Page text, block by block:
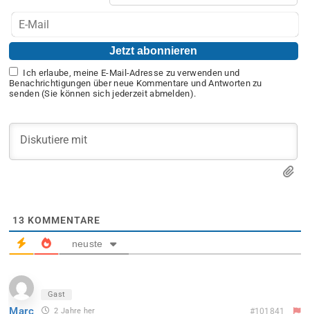
Ich erlaube, meine E-Mail-Adresse zu verwenden und
Benachrichtigungen über neue Kommentare und Antworten zu
senden (Sie können sich jederzeit abmelden).
13 KOMMENTARE
neuste
Gast
Marc 2 Jahre her #101841